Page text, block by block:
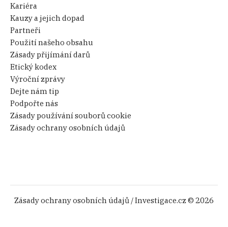
Kariéra
Kauzy a jejich dopad
Partneři
Použití našeho obsahu
Zásady přijímání darů
Etický kodex
Výroční zprávy
Dejte nám tip
Podpořte nás
Zásady používání souborů cookie
Zásady ochrany osobních údajů
Zásady ochrany osobních údajů / Investigace.cz © 2026